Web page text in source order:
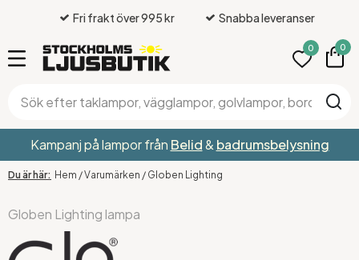
Fri frakt över 995 kr Snabba leveranser
0 0
Kampanj på lampor från Belid& badrumsbelysning
Hem /Varumärken / Globen Lighting
Globen Lighting lampa